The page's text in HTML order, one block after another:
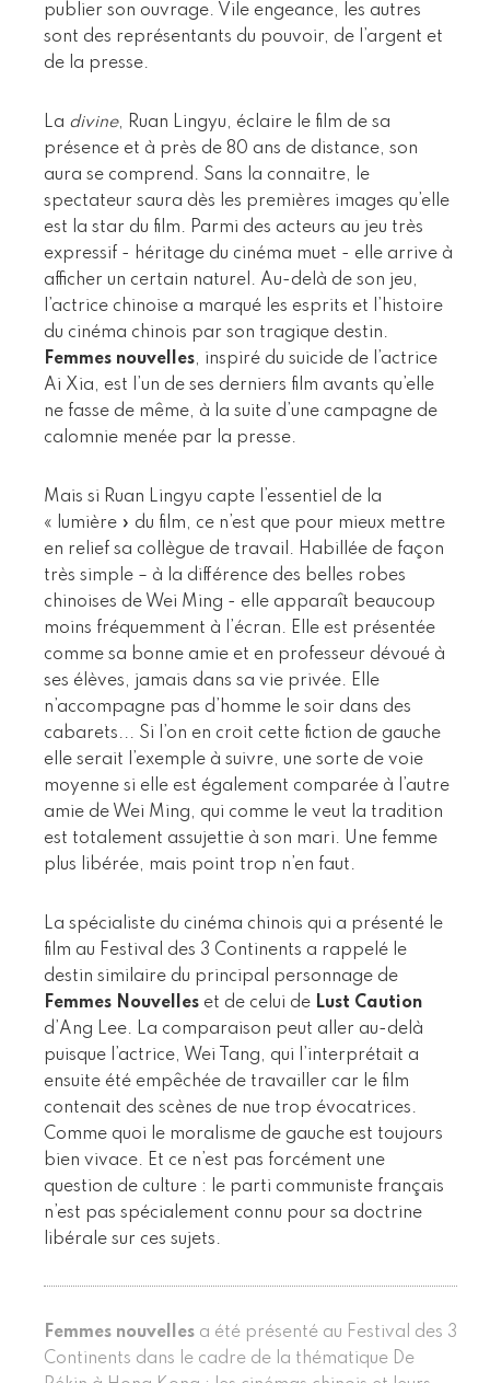
publier son ouvrage. Vile engeance, les autres
sont des représentants du pouvoir, de l’argent et
de la presse.
La divine, Ruan Lingyu, éclaire le film de sa
présence et à près de 80 ans de distance, son
aura se comprend. Sans la connaitre, le
spectateur saura dès les premières images qu’elle
est la star du film. Parmi des acteurs au jeu très
expressif - héritage du cinéma muet - elle arrive à
afficher un certain naturel. Au-delà de son jeu,
l’actrice chinoise a marqué les esprits et l’histoire
du cinéma chinois par son tragique destin.
Femmes nouvelles, inspiré du suicide de l’actrice
Ai Xia, est l’un de ses derniers film avants qu’elle
ne fasse de même, à la suite d’une campagne de
calomnie menée par la presse.
Mais si Ruan Lingyu capte l’essentiel de la
« lumière » du film, ce n’est que pour mieux mettre
en relief sa collègue de travail. Habillée de façon
très simple – à la différence des belles robes
chinoises de Wei Ming - elle apparaît beaucoup
moins fréquemment à l’écran. Elle est présentée
comme sa bonne amie et en professeur dévoué à
ses élèves, jamais dans sa vie privée. Elle
n’accompagne pas d’homme le soir dans des
cabarets... Si l’on en croit cette fiction de gauche
elle serait l’exemple à suivre, une sorte de voie
moyenne si elle est également comparée à l’autre
amie de Wei Ming, qui comme le veut la tradition
est totalement assujettie à son mari. Une femme
plus libérée, mais point trop n’en faut.
La spécialiste du cinéma chinois qui a présenté le
film au Festival des 3 Continents a rappelé le
destin similaire du principal personnage de
Femmes Nouvelles et de celui de Lust Caution
d’Ang Lee. La comparaison peut aller au-delà
puisque l’actrice, Wei Tang, qui l’interprétait a
ensuite été empêchée de travailler car le film
contenait des scènes de nue trop évocatrices.
Comme quoi le moralisme de gauche est toujours
bien vivace. Et ce n’est pas forcément une
question de culture : le parti communiste français
n’est pas spécialement connu pour sa doctrine
libérale sur ces sujets.
Femmes nouvelles a été présenté au Festival des 3
Continents dans le cadre de la thématique De